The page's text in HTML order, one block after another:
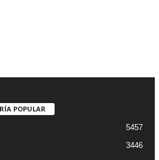
POPULAR
5457
3446